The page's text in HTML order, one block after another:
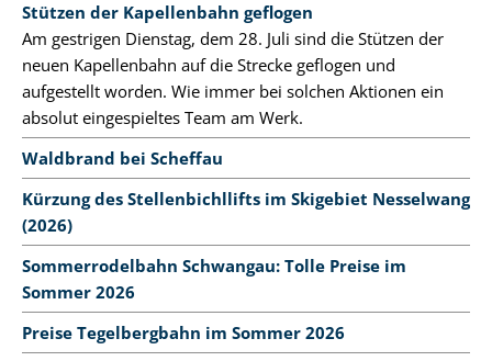
Stützen der Kapellenbahn geflogen
Am gestrigen Dienstag, dem 28. Juli sind die Stützen der
neuen Kapellenbahn auf die Strecke geflogen und
aufgestellt worden. Wie immer bei solchen Aktionen ein
absolut eingespieltes Team am Werk.
Waldbrand bei Scheffau
Kürzung des Stellenbichllifts im Skigebiet Nesselwang
(2026)
Sommerrodelbahn Schwangau: Tolle Preise im
Sommer 2026
Preise Tegelbergbahn im Sommer 2026